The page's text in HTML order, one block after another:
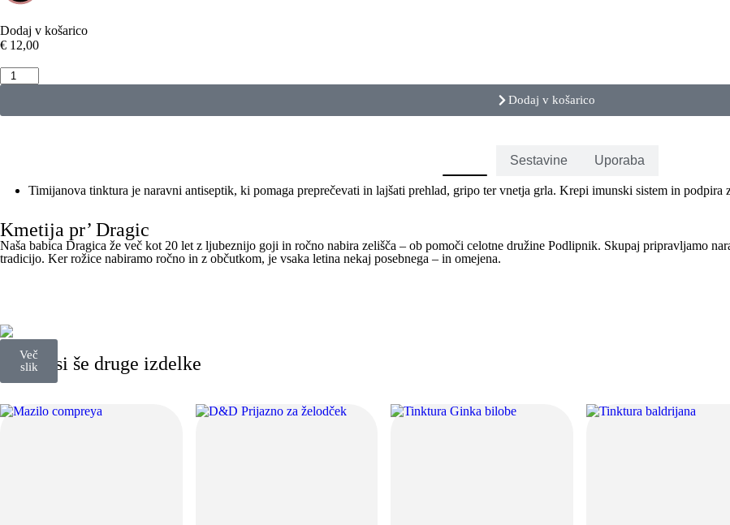
Dodaj v košarico
€ 12,00
Dodaj v košarico
Sestavine Uporaba
Timijanova tinktura je naravni antiseptik, ki pomaga preprečevati in lajšati prehlad, gripo ter vnetja grla. Krepi imunski sistem in podpira
Kmetija pr’ Dragic
Naša babica Dragica že več kot 20 let z ljubeznijo goji in ročno nabira zelišča – ob pomoči celotne družine Podlipnik. Skupaj pripravljamo
tradicijo. Ker rožice nabiramo ročno in z občutkom, je vsaka letina nekaj posebnega – in omejena.
Več
slik
Poglej si še druge izdelke